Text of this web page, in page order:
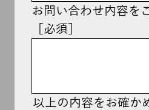
お問い合わせ内容を
［必須］
以上の内容をお確か